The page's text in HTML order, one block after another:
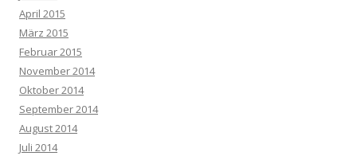
April 2015
März 2015
Februar 2015
November 2014
Oktober 2014
September 2014
August 2014
Juli 2014